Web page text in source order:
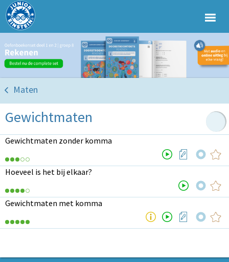
Maten
Gewichtmaten
Gewichtmaten zonder komma
Hoeveel is het bij elkaar?
Gewichtmaten met komma